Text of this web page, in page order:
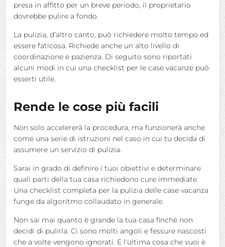
presa in affitto per un breve periodo, il proprietario
dovrebbe pulire a fondo.
La pulizia, d’altro canto, può richiedere molto tempo ed
essere faticosa. Richiede anche un alto livello di
coordinazione e pazienza. Di seguito sono riportati
alcuni modi in cui una checklist per le case vacanze può
esserti utile.
Rende le cose più facili
Non solo accelererà la procedura, ma funzionerà anche
come una serie di istruzioni nel caso in cui tu decida di
assumere un servizio di pulizia.
Sarai in grado di definire i tuoi obiettivi e determinare
quali parti della tua casa richiedono cure immediate.
Una checklist completa per la pulizia delle case vacanza
funge da algoritmo collaudato in generale.
Non sai mai quanto è grande la tua casa finché non
decidi di pulirla. Ci sono molti angoli e fessure nascosti
che a volte vengono ignorati. E l'ultima cosa che vuoi è